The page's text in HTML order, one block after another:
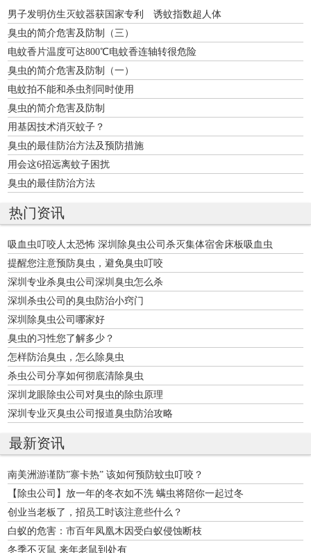
男子发明仿生灭蚊器获国家专利 诱蚊指数超人体
臭虫的简介危害及防制（三）
电蚊香片温度可达800℃电蚊香连轴转很危险
臭虫的简介危害及防制（一）
电蚊拍不能和杀虫剂同时使用
臭虫的简介危害及防制
用基因技术消灭蚊子？
臭虫的最佳防治方法及预防措施
用会这6招远离蚊子困扰
臭虫的最佳防治方法
热门资讯
吸血虫叮咬人太恐怖 深圳除臭虫公司杀灭集体宿舍床板吸血虫
提醒您注意预防臭虫，避免臭虫叮咬
深圳专业杀臭虫公司深圳臭虫怎么杀
深圳杀虫公司的臭虫防治小窍门
深圳除臭虫公司哪家好
臭虫的习性您了解多少？
怎样防治臭虫，怎么除臭虫
杀虫公司分享如何彻底清除臭虫
深圳龙眼除虫公司对臭虫的除虫原理
深圳专业灭臭虫公司报道臭虫防治攻略
最新资讯
南美洲游谨防”寨卡热” 该如何预防蚊虫叮咬？
【除虫公司】放一年的冬衣如不洗 螨虫将陪你一起过冬
创业当老板了，招员工时该注意些什么？
白蚁的危害：市百年凤凰木因受白蚁侵蚀断枝
冬季不灭鼠 来年老鼠到处有